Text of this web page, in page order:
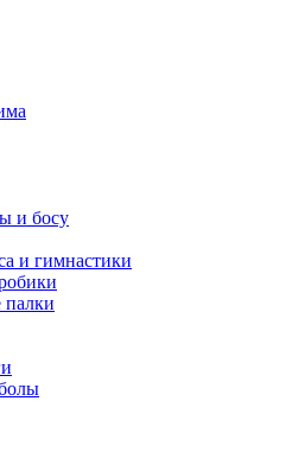
и босу
и гимнастики
палки